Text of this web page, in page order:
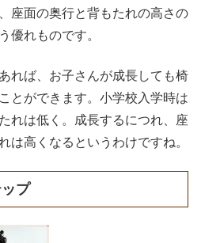
座面の奥行と背もたれの高さの
優れものです。
れば、お子さんが成長しても椅
とができます。小学校入学時は
れは低く。成長するにつれ、座
は高くなるというわけですね。
プ